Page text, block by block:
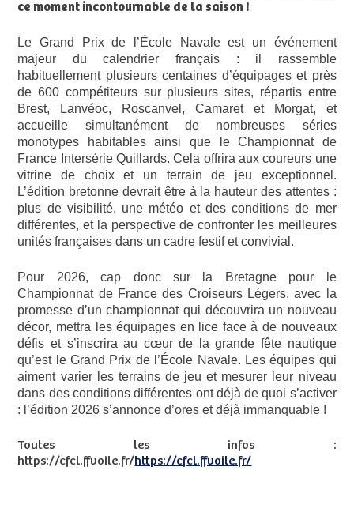
ce moment incontournable de la saison !
Le Grand Prix de l’École Navale est un événement
majeur du calendrier français : il rassemble
habituellement plusieurs centaines d’équipages et près
de 600 compétiteurs sur plusieurs sites, répartis entre
Brest, Lanvéoc, Roscanvel, Camaret et Morgat, et
accueille simultanément de nombreuses séries
monotypes habitables ainsi que le Championnat de
France Intersérie Quillards. Cela offrira aux coureurs une
vitrine de choix et un terrain de jeu exceptionnel.
L’édition bretonne devrait être à la hauteur des attentes :
plus de visibilité, une météo et des conditions de mer
différentes, et la perspective de confronter les meilleures
unités françaises dans un cadre festif et convivial.
Pour 2026, cap donc sur la Bretagne pour le
Championnat de France des Croiseurs Légers, avec la
promesse d’un championnat qui découvrira un nouveau
décor, mettra les équipages en lice face à de nouveaux
défis et s’inscrira au cœur de la grande fête nautique
qu’est le Grand Prix de l’École Navale. Les équipes qui
aiment varier les terrains de jeu et mesurer leur niveau
dans des conditions différentes ont déjà de quoi s’activer
: l’édition 2026 s’annonce d’ores et déjà immanquable !
Toutes les infos :
https://cfcl.ffvoile.fr/https://cfcl.ffvoile.fr/